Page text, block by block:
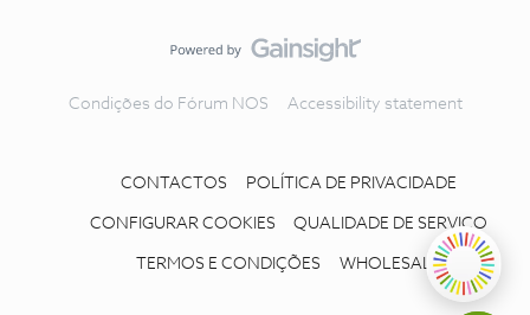
Condições do Fórum NOS Accessibility statement
CONTACTOS POLÍTICA DE PRIVACIDADE
CONFIGURAR COOKIES QUALIDADE DE SERVIÇO
TERMOS E CONDIÇÕES WHOLESALE